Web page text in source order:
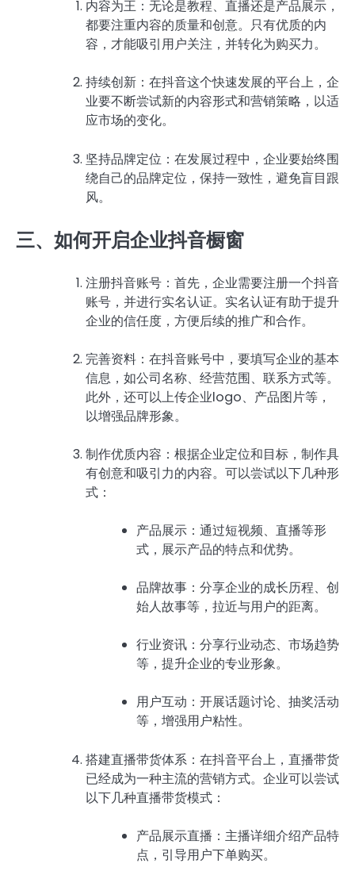
内容为王：无论是教程、直播还是产品展示，
都要注重内容的质量和创意。只有优质的内
容，才能吸引用户关注，并转化为购买力。
持续创新：在抖音这个快速发展的平台上，企
业要不断尝试新的内容形式和营销策略，以适
应市场的变化。
坚持品牌定位：在发展过程中，企业要始终围
绕自己的品牌定位，保持一致性，避免盲目跟
风。
三、如何开启企业抖音橱窗
注册抖音账号：首先，企业需要注册一个抖音
账号，并进行实名认证。实名认证有助于提升
企业的信任度，方便后续的推广和合作。
完善资料：在抖音账号中，要填写企业的基本
信息，如公司名称、经营范围、联系方式等。
此外，还可以上传企业logo、产品图片等，
以增强品牌形象。
制作优质内容：根据企业定位和目标，制作具
有创意和吸引力的内容。可以尝试以下几种形
式：
产品展示：通过短视频、直播等形
式，展示产品的特点和优势。
品牌故事：分享企业的成长历程、创
始人故事等，拉近与用户的距离。
行业资讯：分享行业动态、市场趋势
等，提升企业的专业形象。
用户互动：开展话题讨论、抽奖活动
等，增强用户粘性。
搭建直播带货体系：在抖音平台上，直播带货
已经成为一种主流的营销方式。企业可以尝试
以下几种直播带货模式：
产品展示直播：主播详细介绍产品特
点，引导用户下单购买。